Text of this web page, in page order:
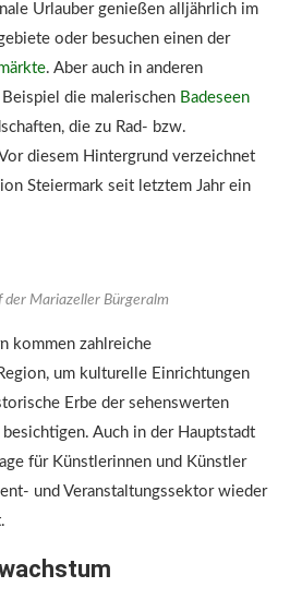
Urlauber genießen alljährlich im
oder besuchen einen der
. Aber auch in anderen
die malerischen Badeseen
die zu Rad- bzw.
diesem Hintergrund verzeichnet
Steiermark seit letztem Jahr ein
der Mariazeller Bürgeralm
kommen zahlreiche
um kulturelle Einrichtungen
Erbe der sehenswerten
Auch in der Hauptstadt
für Künstlerinnen und Künstler
und Veranstaltungssektor wieder